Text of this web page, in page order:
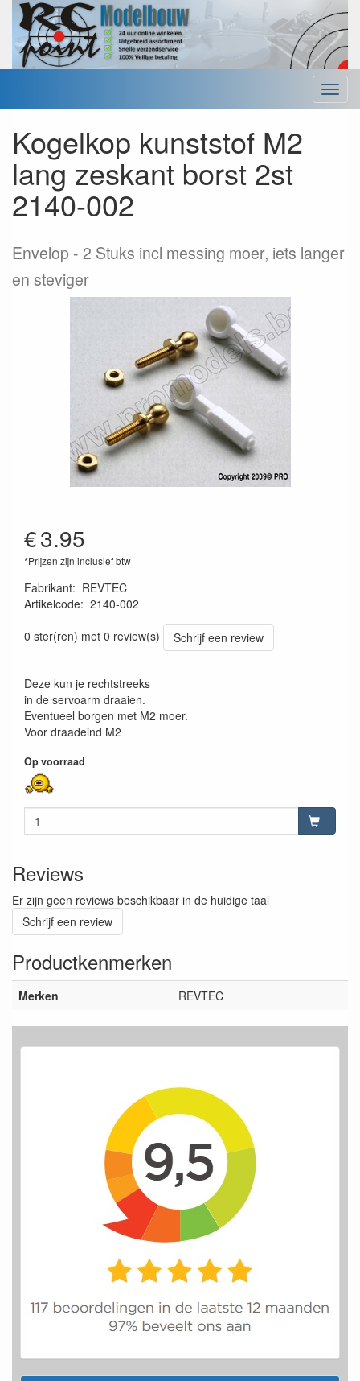
Menu
Kogelkop kunststof M2
lang zeskant borst 2st
2140-002
Envelop
2 Stuks incl messing moer, iets langer
en steviger
€3.95
*Prijzen zijn inclusief btw
Fabrikant: REVTEC
Artikelcode: 2140-002
0 ster(ren) met 0 review(s)
Schrijf een review
Deze kun je rechtstreeks
in de servoarm draaien.
Eventueel borgen met M2 moer.
Voor draadeind M2
Op voorraad
Reviews
Er zijn geen reviews beschikbaar in de huidige taal
Schrijf een review
Productkenmerken
Merken REVTEC